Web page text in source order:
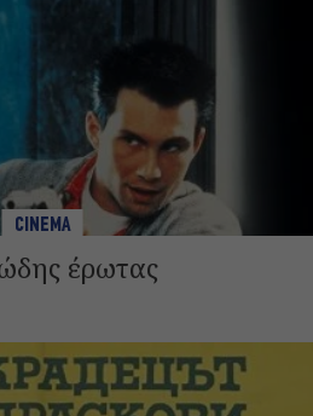
CINEMA
έρωτας